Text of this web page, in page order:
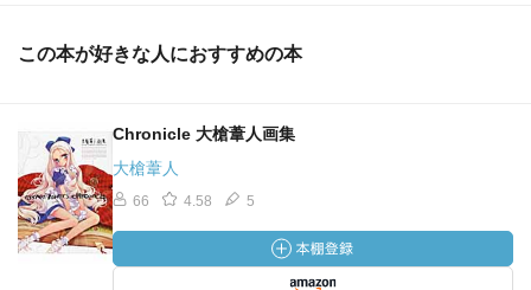
この本が好きな人におすすめの本
Chronicle 大槍葦人画集
大槍葦人
66 4.58 5